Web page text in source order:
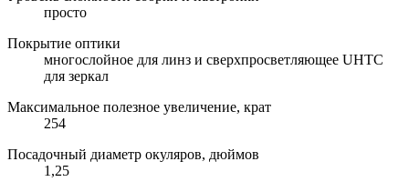
просто
Покрытие оптики
многослойное для линз и сверхпросветляющее UHTC
для зеркал
Максимальное полезное увеличение, крат
254
Посадочный диаметр окуляров, дюймов
1,25